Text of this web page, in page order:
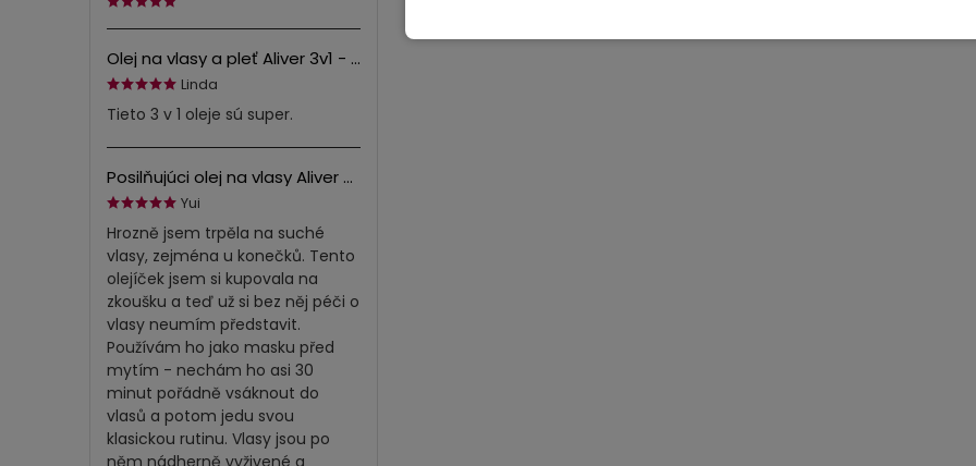
Olej na vlasy a pleť Aliver 3v1 - čierna rasca & amla & čierny ricínový olej - 60 ml po nemecky
Linda
Tieto 3 v 1 oleje sú super.
Posilňujúci olej na vlasy Aliver - 60 ml
Yui
Hrozně jsem trpěla na suché
vlasy, zejména u konečků. Tento
olejíček jsem si kupovala na
zkoušku a teď už si bez něj péči o
vlasy neumím představit.
Používám ho jako masku před
mytím - nechám ho asi 30
minut pořádně vsáknout do
vlasů a potom jedu svou
klasickou rutinu. Vlasy jsou po
něm nádherně vyživené a